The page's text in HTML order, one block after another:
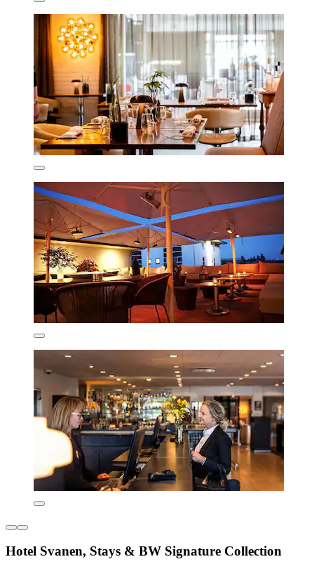
Hotel Svanen, Stays & BW Signature Collection